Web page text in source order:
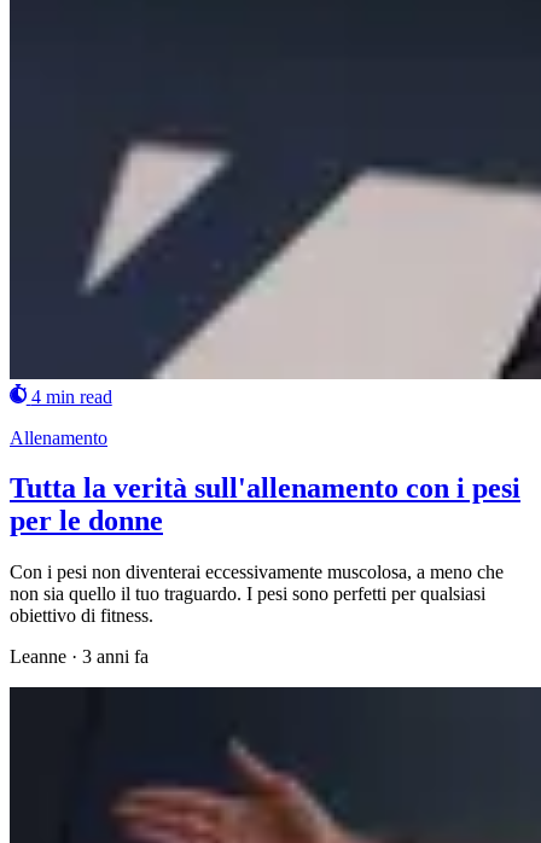
4 min read
Allenamento
Tutta la verità sull'allenamento con i pesi
per le donne
Con i pesi non diventerai eccessivamente muscolosa, a meno che
non sia quello il tuo traguardo. I pesi sono perfetti per qualsiasi
obiettivo di fitness.
Leanne · 3 anni fa